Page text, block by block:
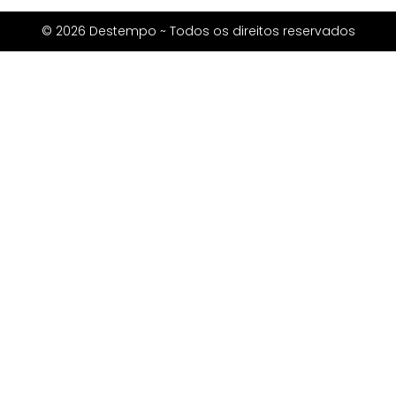
© 2026 Destempo ~ Todos os direitos reservados